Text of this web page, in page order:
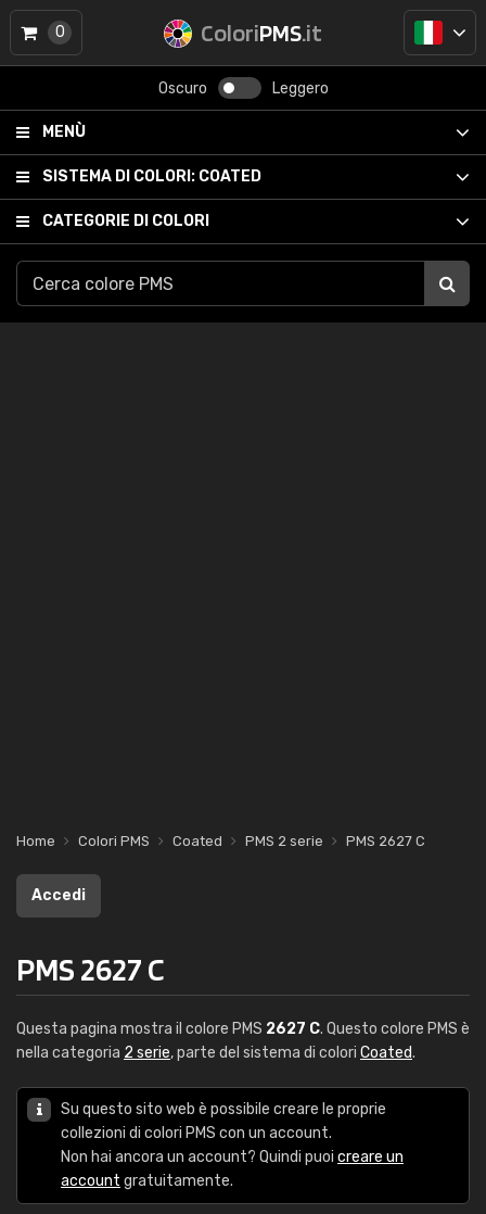
ColoriPMS.it
Oscuro Leggero
MENÙ
SISTEMA DI COLORI: COATED
CATEGORIE DI COLORI
0
Home Colori PMS Coated PMS 2 serie PMS 2627 C
Accedi
PMS 2627 C
Questa pagina mostra il colore PMS 2627 C. Questo colore PMS è
nella categoria 2 serie, parte del sistema di colori Coated.
Su questo sito web è possibile creare le proprie
collezioni di colori PMS con un account.
Non hai ancora un account? Quindi puoi creare un
account gratuitamente.